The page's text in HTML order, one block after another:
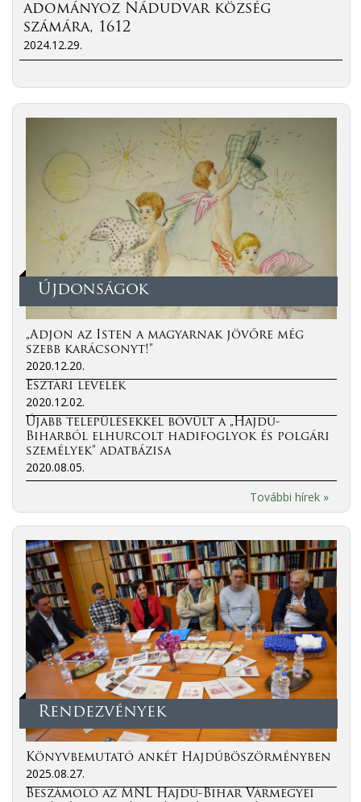
adományoz Nádudvar község
számára, 1612
2024.12.29.
Újdonságok
„Adjon az Isten a magyarnak jövőre még
szebb karácsonyt!”
2020.12.20.
Esztári levelek
2020.12.02.
Újabb településekkel bővült a „Hajdú-
Biharból elhurcolt hadifoglyok és polgári
személyek” adatbázisa
2020.08.05.
További hírek »
Rendezvények
Könyvbemutató ankét Hajdúböszörményben
2025.08.27.
Beszámoló az MNL Hajdú-Bihar Vármegyei